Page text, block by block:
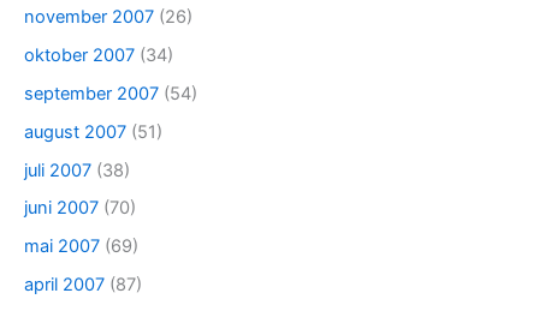
november 2007 (26)
oktober 2007 (34)
september 2007 (54)
august 2007 (51)
juli 2007 (38)
juni 2007 (70)
mai 2007 (69)
april 2007 (87)